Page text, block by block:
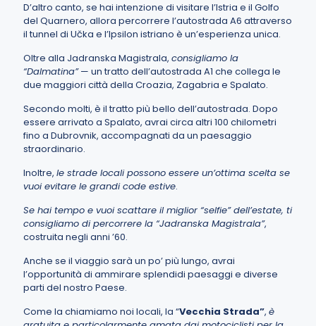
D’altro canto, se hai intenzione di visitare l’Istria e il Golfo
del Quarnero, allora percorrere l’autostrada A6 attraverso
il tunnel di Učka e l’Ipsilon istriano è un’esperienza unica.
Oltre alla Jadranska Magistrala, consigliamo la
“Dalmatina”— un tratto dell’autostrada A1 che collega le
due maggiori città della Croazia, Zagabria e Spalato.
Secondo molti, è il tratto più bello dell’autostrada. Dopo
essere arrivato a Spalato, avrai circa altri 100 chilometri
fino a Dubrovnik, accompagnati da un paesaggio
straordinario.
Inoltre, le strade locali possono essere un’ottima scelta se
vuoi evitare le grandi code estive.
Se hai tempo e vuoi scattare il miglior “selfie” dell’estate, ti
consigliamo di percorrere la “Jadranska Magistrala”,
costruita negli anni ’60.
Anche se il viaggio sarà un po’ più lungo, avrai
l’opportunità di ammirare splendidi paesaggi e diverse
parti del nostro Paese.
Come la chiamiamo noi locali, la “Vecchia Strada”, è